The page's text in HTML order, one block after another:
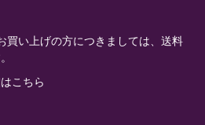
買い上げの方につきましては、送料
こちら